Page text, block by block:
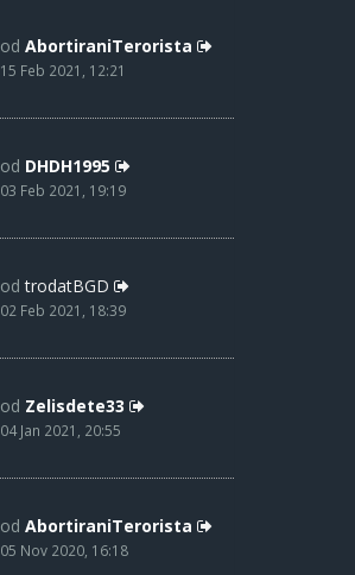
od AbortiraniTerorista
15 Feb 2021, 12:21
od DHDH1995
03 Feb 2021, 19:19
odtrodatBGD
02 Feb 2021, 18:39
od Zelisdete33
04 Jan 2021, 20:55
od AbortiraniTerorista
05 Nov 2020, 16:18